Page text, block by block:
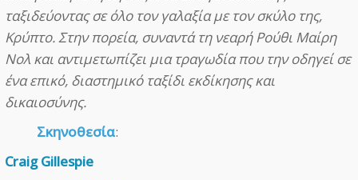
ταξιδεύοντας σε όλο τον γαλαξία με τον σκύλο της,
Κρύπτο. Στην πορεία, συναντά τη νεαρή Ρούθι Μαίρη
Νολ και αντιμετωπίζει μια τραγωδία που την οδηγεί σε
ένα επικό, διαστημικό ταξίδι εκδίκησης και
δικαιοσύνης.
Σκηνοθεσία:
Craig Gillespie